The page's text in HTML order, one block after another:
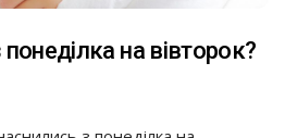
на вівторок?